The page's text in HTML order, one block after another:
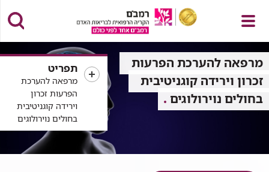
פתח
תפריט
תפריט
מרפאה להערכת
הפרעות זכרון
וירידה קוגניטיבית
בחולים נוירולוגים
מרפאה להערכת הפרעות
זכרון וירידה קוגניטיבית
בחולים נוירולוגים